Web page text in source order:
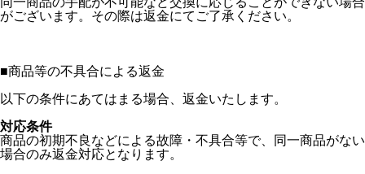
がございます。その際は返金にてご了承ください。
■商品等の不具合による返金
以下の条件にあてはまる場合、返金いたします。
対応条件
商品の初期不良などによる故障・不具合等で、同一商品がない
場合のみ返金対応となります。